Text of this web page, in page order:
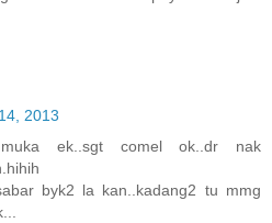
2013
ek..sgt comel ok..dr nak
byk2 la kan..kadang2 tu mmg